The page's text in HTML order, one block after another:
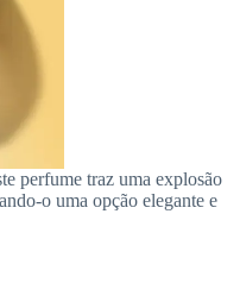
perfume traz uma explosão
o uma opção elegante e